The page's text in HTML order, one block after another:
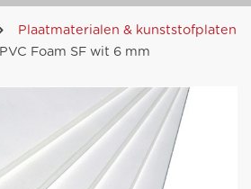
Plaatmaterialen & kunststofplaten
PVC Foam SF wit 6 mm